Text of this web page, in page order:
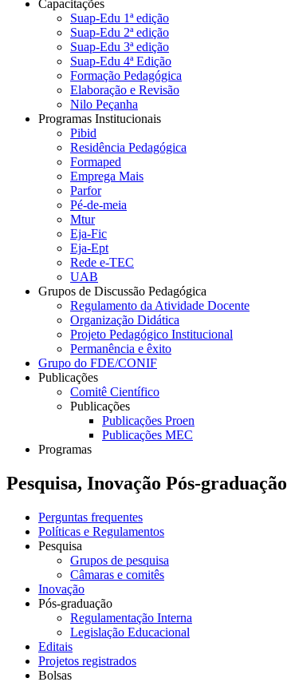
Capacitações
Suap-Edu 1ª edição
Suap-Edu 2ª edição
Suap-Edu 3ª edição
Suap-Edu 4ª Edição
Formação Pedagógica
Elaboração e Revisão
Nilo Peçanha
Programas Institucionais
Pibid
Residência Pedagógica
Formaped
Emprega Mais
Parfor
Pé-de-meia
Mtur
Eja-Fic
Eja-Ept
Rede e-TEC
UAB
Grupos de Discussão Pedagógica
Regulamento da Atividade Docente
Organização Didática
Projeto Pedagógico Institucional
Permanência e êxito
Grupo do FDE/CONIF
Publicações
Comitê Científico
Publicações
Publicações Proen
Publicações MEC
Programas
Pesquisa, Inovação Pós-graduação
Perguntas frequentes
Políticas e Regulamentos
Pesquisa
Grupos de pesquisa
Câmaras e comitês
Inovação
Pós-graduação
Regulamentação Interna
Legislação Educacional
Editais
Projetos registrados
Bolsas